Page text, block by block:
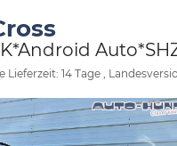
Lieferzeit: 14 Tage ,